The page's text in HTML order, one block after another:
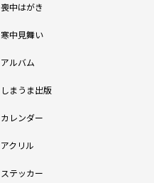
喪中はがき
寒中見舞い
アルバム
しまうま出版
カレンダー
アクリル
ステッカー